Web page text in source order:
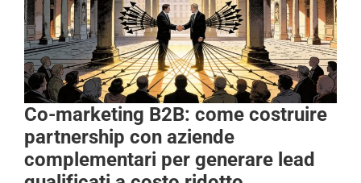
Co-marketing B2B: come costruire
partnership con aziende
complementari per generare lead